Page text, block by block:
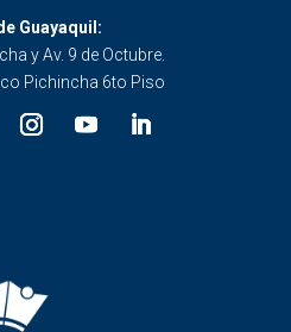
Guayaquil:
y Av. 9 de Octubre.
Pichincha 6to Piso